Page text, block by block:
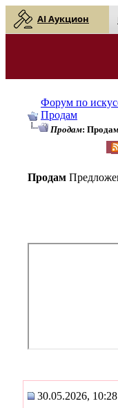
AI Аукцион
Форум по
Продам
Продам:
Продам
30.05.2026, 10:28